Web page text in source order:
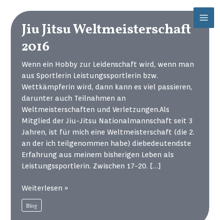
Inhalt
springenJiu Jitsu Weltmeisterschaft
2016
Wenn ein Hobby zur Leidenschaft wird, wenn man
aus Sportlerin Leistungssportlerin bzw.
Wettkämpferin wird, dann kann es viel passieren,
darunter auch Teilnahmen an
Weltmeisterschaften und Verletzungen.Als
Mitglied der Jiu-Jitsu Nationalmannschaft seit 3
Jahren, ist für mich eine Weltmeisterschaft (die 2.
an der ich teilgenommen habe) diebedeutendste
Erfahrung aus meinem bisherigen Leben als
Leistungssportlerin. Zwischen 17-20. […]
Jiu
Jitsu
Weltmeisterschaft
Weiterlesen »
Blog